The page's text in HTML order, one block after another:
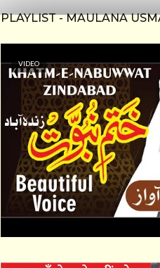
PLAYLIST - MAULANA
VIDEO